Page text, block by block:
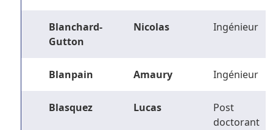
Blanchard-
Gutton
Nicolas Ingénieur
Blanpain Amaury Ingénieur
Blasquez Lucas
Post
doctorant